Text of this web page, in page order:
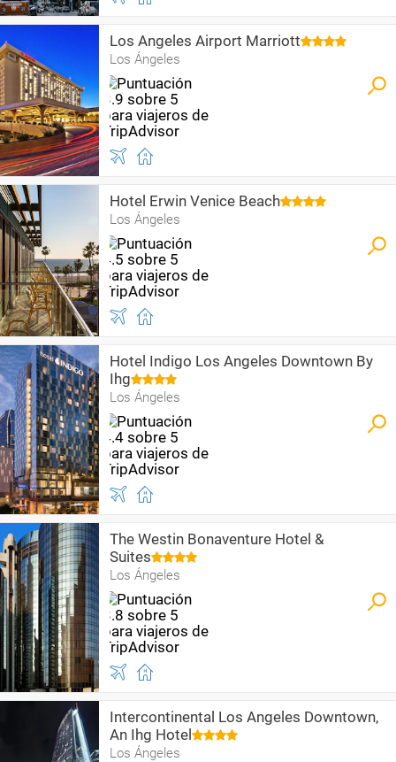
Los Angeles Airport Marriott
Los Ángeles
Hotel Erwin Venice Beach
Los Ángeles
Hotel Indigo Los Angeles Downtown By
Ihg
Los Ángeles
The Westin Bonaventure Hotel &
Suites
Los Ángeles
Intercontinental Los Angeles Downtown,
An Ihg Hotel
Los Ángeles